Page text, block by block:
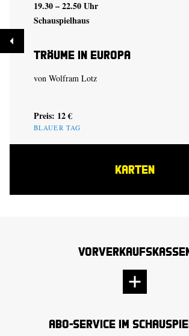
19.30 – 22.50 Uhr
Schauspielhaus
Träume in Europa
von Wolfram Lotz
Preis: 12 €
BLAUER TAG
KARTEN
Abo-Service im